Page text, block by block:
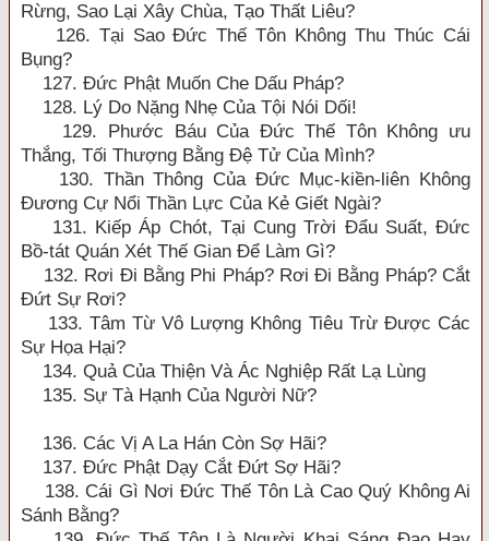
Rừng, Sao Lại Xây Chùa, Tạo Thất Liêu?
126. Tại Sao Đức Thế Tôn Không Thu Thúc Cái
Bụng?
127. Đức Phật Muốn Che Dấu Pháp?
128. Lý Do Nặng Nhẹ Của Tội Nói Dối!
129. Phước Báu Của Đức Thế Tôn Không ưu
Thắng, Tối Thượng Bằng Đệ Tử Của Mình?
130. Thần Thông Của Đức Mục-kiền-liên Không
Đương Cự Nổi Thần Lực Của Kẻ Giết Ngài?
131. Kiếp Áp Chót, Tại Cung Trời Đẩu Suất, Đức
Bồ-tát Quán Xét Thế Gian Để Làm Gì?
132. Rơi Đi Bằng Phi Pháp? Rơi Đi Bằng Pháp? Cắt
Đứt Sự Rơi?
133. Tâm Từ Vô Lượng Không Tiêu Trừ Được Các
Sự Họa Hại?
134. Quả Của Thiện Và Ác Nghiệp Rất Lạ Lùng
135. Sự Tà Hạnh Của Người Nữ?
136. Các Vị A La Hán Còn Sợ Hãi?
137. Đức Phật Dạy Cắt Đứt Sợ Hãi?
138. Cái Gì Nơi Đức Thế Tôn Là Cao Quý Không Ai
Sánh Bằng?